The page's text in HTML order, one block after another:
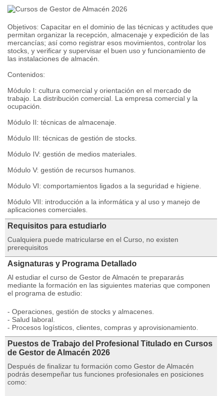
Objetivos: Capacitar en el dominio de las técnicas y actitudes que
permitan organizar la recepción, almacenaje y expedición de las
mercancías; así como registrar esos movimientos, controlar los
stocks, y verificar y supervisar el buen uso y funcionamiento de
las instalaciones de almacén.
Contenidos:
Módulo I: cultura comercial y orientación en el mercado de
trabajo. La distribución comercial. La empresa comercial y la
ocupación.
Módulo II: técnicas de almacenaje.
Módulo III: técnicas de gestión de stocks.
Módulo IV: gestión de medios materiales.
Módulo V: gestión de recursos humanos.
Módulo VI: comportamientos ligados a la seguridad e higiene.
Módulo VII: introducción a la informática y al uso y manejo de
aplicaciones comerciales.
Requisitos para estudiarlo
Cualquiera puede matricularse en el Curso, no existen
prerequisitos
Asignaturas y Programa Detallado
Al estudiar el curso de Gestor de Almacén te prepararás
mediante la formación en las siguientes materias que componen
el programa de estudio:
- Operaciones, gestión de stocks y almacenes.
- Salud laboral.
- Procesos logísticos, clientes, compras y aprovisionamiento.
Puestos de Trabajo del Profesional Titulado en Cursos
de Gestor de Almacén 2026
Después de finalizar tu formación como Gestor de Almacén
podrás desempeñar tus funciones profesionales en posiciones
como: